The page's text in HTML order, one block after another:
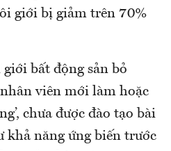
giới bị giảm trên 70%
bất động sản bỏ
viên mới làm hoặc
chưa được đào tạo bài
khả năng ứng biến trước